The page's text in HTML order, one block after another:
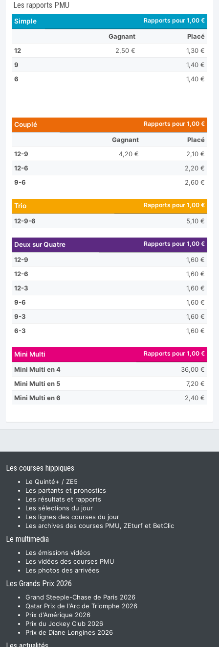
Les rapports PMU
Simple Rapports pour 1,00 €
Gagnant
Placé
12
2,50 €
1,30 €
9
1,40 €
6
1,40 €
Couplé Rapports pour 1,00 €
Gagnant
Placé
12-9
4,20 €
2,10 €
12-6
2,20 €
9-6
2,60 €
Trio Rapports pour 1,00 €
12-9-6 5,10 €
Deux sur Quatre Rapports pour 1,00 €
12-9
1,60 €
12-6
1,60 €
12-3
1,60 €
9-6
1,60 €
9-3
1,60 €
6-3
1,60 €
Mini Multi Rapports pour 1,00 €
Mini Multi en 4
36,00 €
Mini Multi en 5
7,20 €
Mini Multi en 6
2,40 €
Les courses hippiques
Le Quinté+ / ZE5
Les partants et pronostics
Les résultats et rapports
Les sélections du jour
Les lignes des courses du jour
Les archives des courses PMU, ZEturf et BetClic
Le multimedia
Les émissions vidéos
Les vidéos des courses PMU
Les photos des arrivées
Les Grands Prix 2026
Grand Steeple-Chase de Paris 2026
Qatar Prix de l'Arc de Triomphe 2026
Prix d'Amérique 2026
Prix du Jockey Club 2026
Prix de Diane Longines 2026